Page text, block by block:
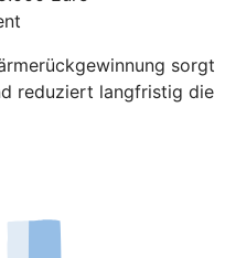
sorgt
reduziert langfristig die